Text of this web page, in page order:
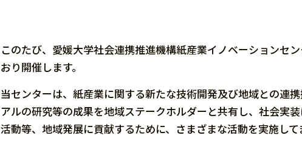
このたび、愛媛大学社会連携推進機構紙産業イノベーションセ
おり開催します。
当センターは、紙産業に関する新たな技術開発及び地域との連
アルの研究等の成果を地域ステークホルダーと共有し、社会実
活動等、地域発展に貢献するために、さまざまな活動を実施して